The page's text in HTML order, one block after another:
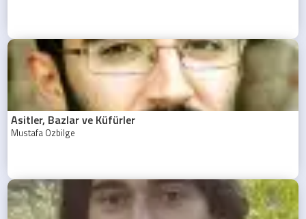
Asitler, Bazlar ve Küfürler
Mustafa Özbilge